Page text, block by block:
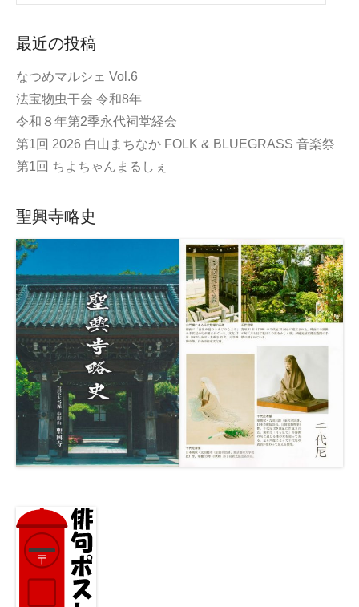
最近の投稿
なつめマルシェ Vol.6
法宝物虫干会 令和8年
令和８年第2季永代祠堂経会
第1回 2026 白山まちなか FOLK & BLUEGRASS 音楽祭
第1回 ちよちゃんまるしぇ
聖興寺略史